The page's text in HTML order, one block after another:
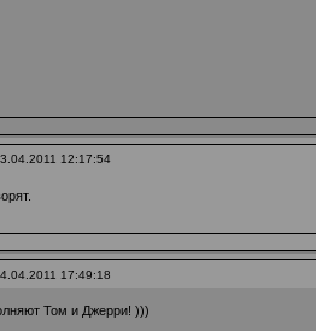
12:17:54
17:49:18
Том и Джерри! )))